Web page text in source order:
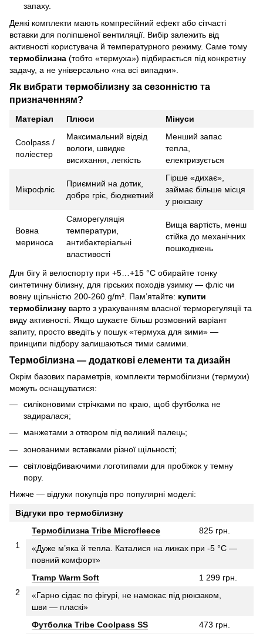
запаху.
Деякі комплекти мають компресійний ефект або сітчасті
вставки для поліпшеної вентиляції. Вибір залежить від
активності користувача й температурного режиму. Саме тому
термобілизна (тобто «термуха») підбирається під конкретну
задачу, а не універсально «на всі випадки».
Як вибрати термобілизну за сезонністю та
призначенням?
Матеріал Плюси Мінуси
Coolpass /
поліестер
Максимальний відвід
вологи, швидке
висихання, легкість
Менший запас
тепла,
електризується
Мікрофліс
Приємний на дотик,
добре гріє, бюджетний
Гірше «дихає»,
займає більше місця
у рюкзаку
Вовна
мериноса
Саморегуляція
температури,
антибактеріальні
властивості
Вища вартість, менш
стійка до механічних
пошкоджень
Для бігу й велоспорту при +5…+15 °C обирайте тонку
синтетичну білизну, для гірських походів узимку — фліс чи
вовну щільністю 200-260 g/m². Пам’ятайте: купити
термобілизну варто з урахуванням власної терморегуляції та
виду активності. Якщо шукаєте більш розмовний варіант
запиту, просто введіть у пошук «термуха для зими» —
принципи підбору залишаються тими самими.
Термобілизна — додаткові елементи та дизайн
Окрім базових параметрів, комплекти термобілизни (термухи)
можуть оснащуватися:
силіконовими стрічками по краю, щоб футболка не
задиралася;
манжетами з отвором під великий палець;
зонованими вставками різної щільності;
світловідбиваючими логотипами для пробіжок у темну
пору.
Нижче — відгуки покупців про популярні моделі:
Відгуки про термобілизну
1
Термобілизна Tribe Microfleece
825 грн.
«Дуже м’яка й тепла. Каталися на лижах при -5 °C —
повний комфорт»
2
Tramp Warm Soft
1 299 грн.
«Гарно сідає по фігурі, не намокає під рюкзаком,
шви — пласкі»
Футболка Tribe Coolpass SS
473 грн.